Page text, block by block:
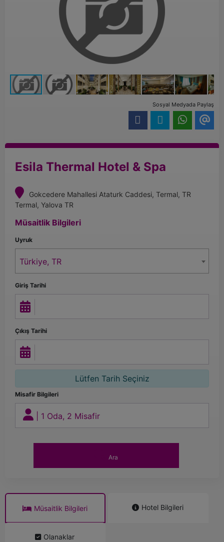
Sosyal Medyada Paylaş
Esila Thermal Hotel & Spa
Gokcedere Mahallesi Ataturk Caddesi, Termal, TR
Termal, Yalova TR
Müsaitlik Bilgileri
Uyruk
Türkiye, TR
Giriş Tarihi
Çıkış Tarihi
Lütfen Tarih Seçiniz
Misafir Bilgileri
1 Oda, 2 Misafir
Ara
Müsaitlik Bilgileri Hotel Bilgileri
Olanaklar